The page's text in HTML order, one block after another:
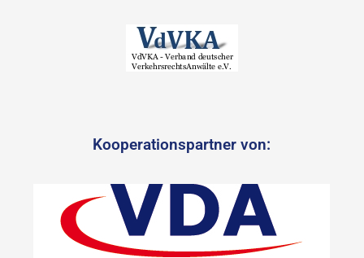
Kooperationspartner von: